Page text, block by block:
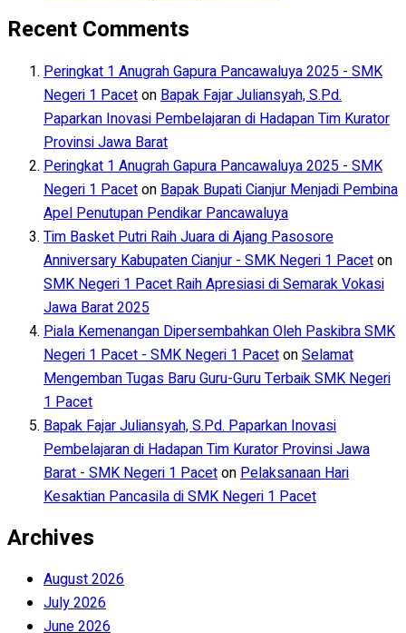
Recent Comments
Peringkat 1 Anugrah Gapura Pancawaluya 2025 - SMK
Negeri 1 Paceton Bapak Fajar Juliansyah, S.Pd.
Paparkan Inovasi Pembelajaran di Hadapan Tim Kurator
Provinsi Jawa Barat
Peringkat 1 Anugrah Gapura Pancawaluya 2025 - SMK
Negeri 1 Paceton Bapak Bupati Cianjur Menjadi Pembina
Apel Penutupan Pendikar Pancawaluya
Tim Basket Putri Raih Juara di Ajang Pasosore
Anniversary Kabupaten Cianjur - SMK Negeri 1 Paceton
SMK Negeri 1 Pacet Raih Apresiasi di Semarak Vokasi
Jawa Barat 2025
Piala Kemenangan Dipersembahkan Oleh Paskibra SMK
Negeri 1 Pacet - SMK Negeri 1 PacetonSelamat
Mengemban Tugas Baru Guru-Guru Terbaik SMK Negeri
1 Pacet
Bapak Fajar Juliansyah, S.Pd. Paparkan Inovasi
Pembelajaran di Hadapan Tim Kurator Provinsi Jawa
Barat - SMK Negeri 1 Paceton Pelaksanaan Hari
Kesaktian Pancasila di SMK Negeri 1 Pacet
Archives
August 2026
July 2026
June 2026